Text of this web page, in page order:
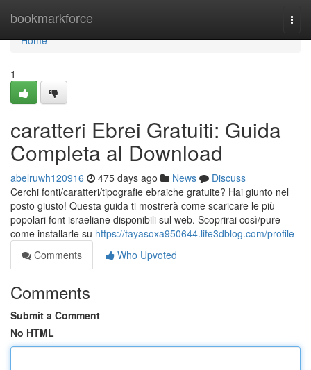
bookmarkforce
Home
Home
1
caratteri Ebrei Gratuiti: Guida
Completa al Download
abelruwh120916 475 days ago News
Discuss
Cerchi fonti/caratteri/tipografie ebraiche gratuite? Hai giunto nel
posto giusto! Questa guida ti mostrerà come scaricare le più
popolari font israeliane disponibili sul web. Scoprirai così/pure
come installarle su https://tayasoxa950644.life3dblog.com/profile
Comments
Who Upvoted
Comments
Submit a Comment
No HTML